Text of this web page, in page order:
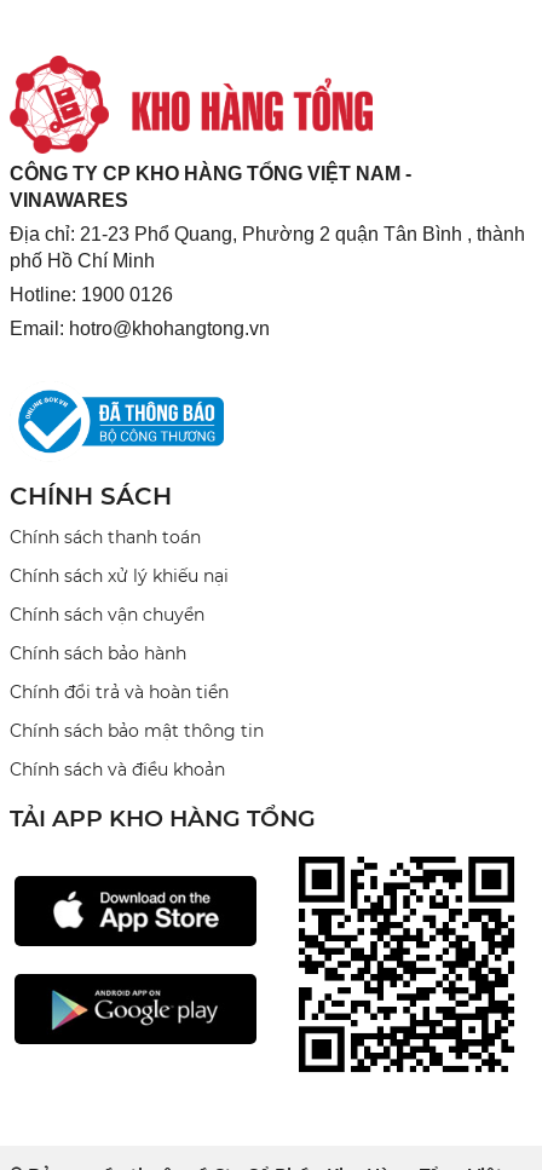
CÔNG TY CP KHO HÀNG TỔNG VIỆT NAM -
VINAWARES
Địa chỉ: 21-23 Phổ Quang, Phường 2 quận Tân Bình , thành
phố Hồ Chí Minh
Hotline: 1900 0126
Email: hotro@khohangtong.vn
CHÍNH SÁCH
Chính sách thanh toán
Chính sách xử lý khiếu nại
Chính sách vận chuyển
Chính sách bảo hành
Chính đổi trả và hoàn tiền
Chính sách bảo mật thông tin
Chính sách và điều khoản
TẢI APP KHO HÀNG TỔNG